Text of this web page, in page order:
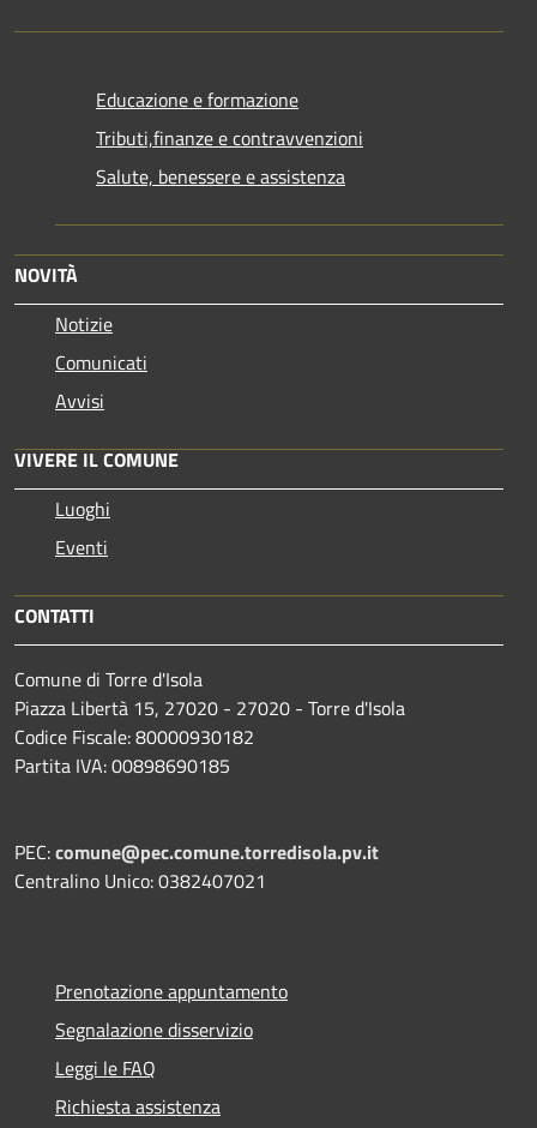
Educazione e formazione
Tributi,finanze e contravvenzioni
Salute, benessere e assistenza
NOVITÀ
Notizie
Comunicati
Avvisi
VIVERE IL COMUNE
Luoghi
Eventi
CONTATTI
Comune di Torre d'Isola
Piazza Libertà 15, 27020 - 27020 - Torre d'Isola
Codice Fiscale: 80000930182
Partita IVA: 00898690185
PEC:comune@pec.comune.torredisola.pv.it
Centralino Unico: 0382407021
Prenotazione appuntamento
Segnalazione disservizio
Leggi le FAQ
Richiesta assistenza